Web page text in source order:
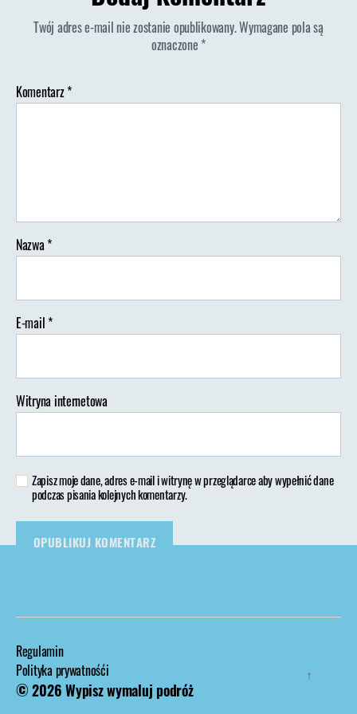
fiordach
Twój adres e-mail nie zostanie opublikowany.Wymagane pola są
oznaczone *
Komentarz*
Nazwa*
E-mail*
Witryna internetowa
Zapisz moje dane, adres e-mail i witrynę w przeglądarce aby wypełnić dane
podczas pisania kolejnych komentarzy.
Regulamin
Polityka prywatnośći
© 2026Wypisz wymaluj podróż
↑